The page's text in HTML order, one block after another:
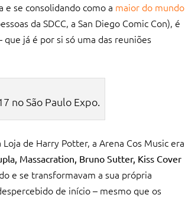
e se consolidando como a maior do mundo
da SDCC, a San Diego Comic Con), é
já é por si só uma das reuniões
no São Paulo Expo.
de Harry Potter, a Arena Cos Music era
Massacration, Bruno Sutter, Kiss Cover
e se transformavam a sua própria
de início – mesmo que os